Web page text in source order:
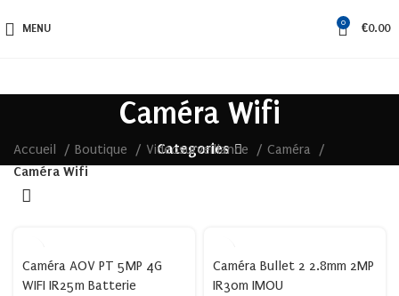
MENU
0
€0.00
Caméra Wifi
Categories
Accueil Boutique Videosurveillance
Caméra
Caméra Wifi
Caméra AOV PT 5MP 4G
WIFI IR25m Batterie
Caméra Bullet 2 2.8mm 2MP
IR30m IMOU